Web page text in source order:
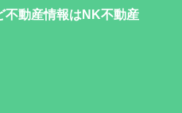
不動産情報はNK不動産